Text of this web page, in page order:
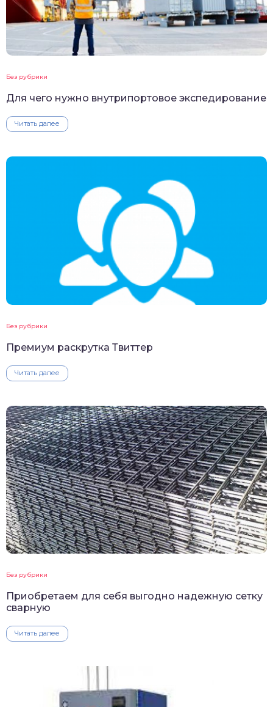
Без рубрики
Для чего нужно внутрипортовое экспедирование
Читать далее
Без рубрики
Премиум раскрутка Твиттер
Читать далее
Без рубрики
Приобретаем для себя выгодно надежную сетку
сварную
Читать далее